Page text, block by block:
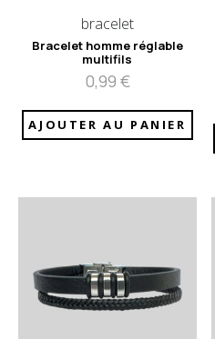
bracelet
Bracelet homme réglable
multifils
0,99 €
AJOUTER AU PANIER